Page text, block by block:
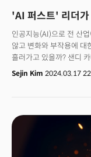
'AI 퍼스트' 리더가
인공지능(AI)으로 전 산
않고 변화와 부작용에 대
흘러가고 있을까? 샌디
최고운영책임자(COO)는
(SXSW)2024에서 인공
언스탑터블도메인은 숫
읽을 수 있는 이름
서비스다. 각 이름은 웹
역할을 한다. 비슷한 서
Sejin Kim 2024.03.17